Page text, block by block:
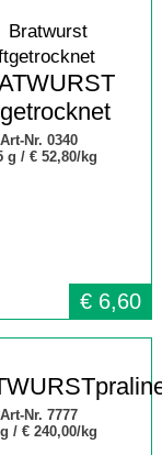
Art-Nr. 0340
g /€ 52,80/kg
€ 6,60
Art-Nr. 7777
g /€ 240,00/kg